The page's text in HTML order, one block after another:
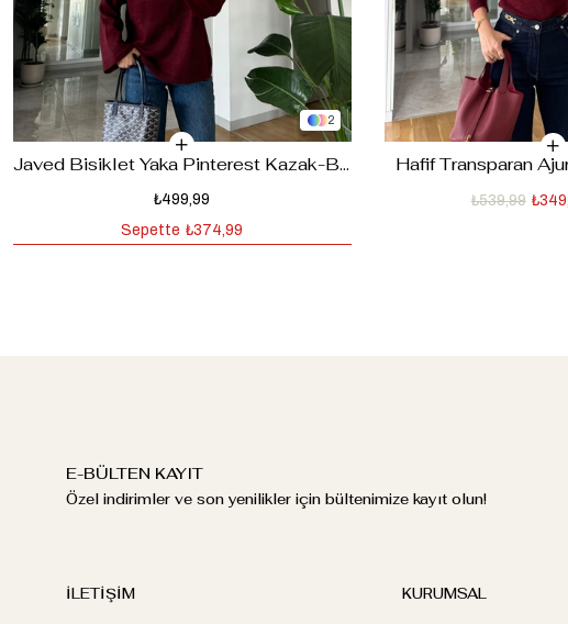
2
Javed Bisiklet Yaka Pinterest Kazak-Bordo
₺499,99
Sepette ₺374,99
Hafif Transparan
₺539,99
E-BÜLTEN KAYIT
Özel indirimler ve son yenilikler için bültenimize kayıt olun!
İLETİŞİM KURUMSAL